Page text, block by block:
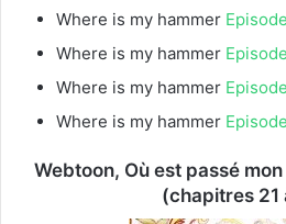
Where is my hammer
Where is my hammer
Where is my hammer
Where is my hammer
Webtoon, Où est passé
(chapitres 21